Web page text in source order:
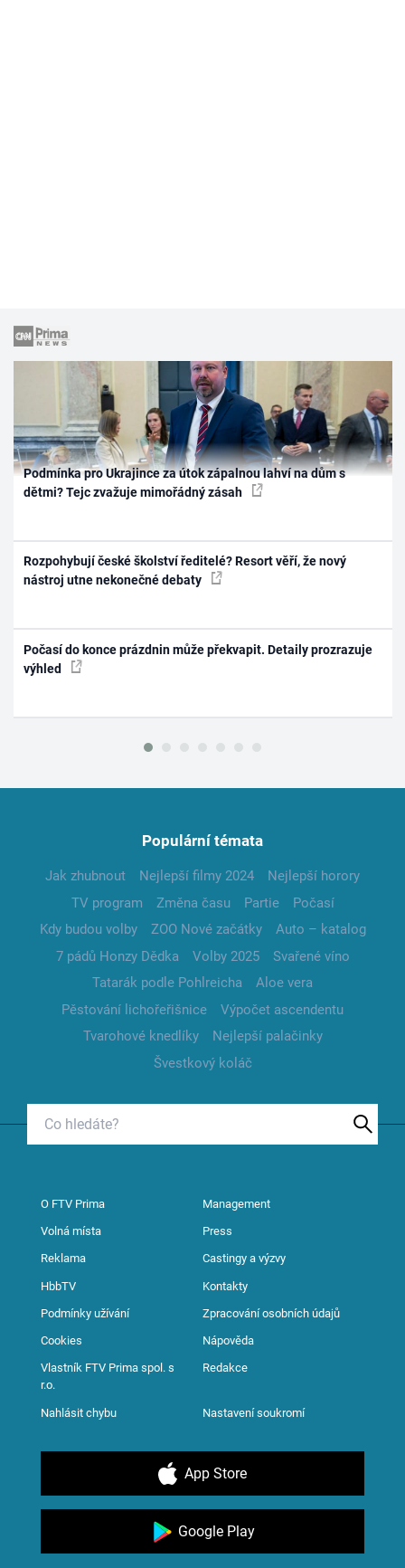
Podmínka pro Ukrajince za útok zápalnou lahví na dům s
dětmi? Tejc zvažuje mimořádný zásah
Rozpohybují české školství ředitelé? Resort věří, že nový
nástroj utne nekonečné debaty
Počasí do konce prázdnin může překvapit. Detaily prozrazuje
výhled
Populární témata
Jak zhubnout Nejlepší filmy 2024
Nejlepší horory
TV program
Změna času Partie
Počasí
Kdy budou volby
ZOO Nové začátky
Auto – katalog
7 pádů Honzy Dědka
Volby 2025
Svařené víno
Tatarák podle Pohlreicha
Aloe vera
Pěstování lichořeřišnice
Výpočet ascendentu
Tvarohové knedlíky
Nejlepší palačinky
Švestkový koláč
O FTV Prima Management
Volná místa Press
Reklama Castingy a výzvy
HbbTV Kontakty
Podmínky užívání Zpracování osobních údajů
Cookies Nápověda
Vlastník FTV Prima spol. s
r.o.
Redakce
Nahlásit chybu Nastavení soukromí
App Store
Google Play